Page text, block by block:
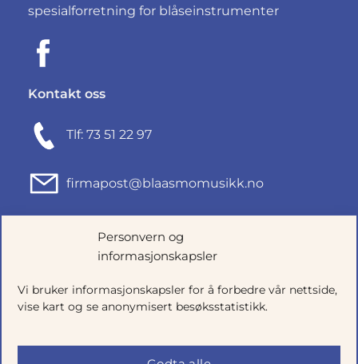
Personvern og
informasjonskapsler
Vi bruker informasjonskapsler for å forbedre vår nettside,
vise kart og se anonymisert besøksstatistikk.
spesialforretning for blåseinstrumenter
Kontakt oss
Tlf: 73 51 22 97
firmapost@blaasmomusikk.no
Fjordgata 46, 7010 TRONDHEIM